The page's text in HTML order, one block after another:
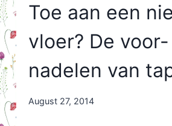
Toe aan een
vloer? De
nadelen van
By
August 27, 2014